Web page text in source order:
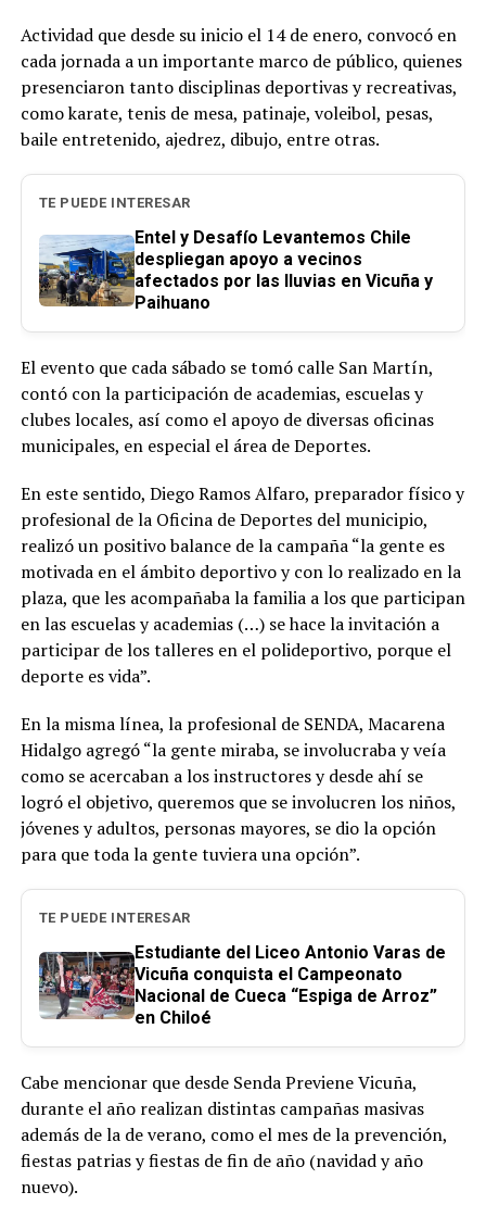
Actividad que desde su inicio el 14 de enero, convocó en
cada jornada a un importante marco de público, quienes
presenciaron tanto disciplinas deportivas y recreativas,
como karate, tenis de mesa, patinaje, voleibol, pesas,
baile entretenido, ajedrez, dibujo, entre otras.
TE PUEDE INTERESAR
Entel y Desafío Levantemos Chile
despliegan apoyo a vecinos
afectados por las lluvias en Vicuña y
Paihuano
El evento que cada sábado se tomó calle San Martín,
contó con la participación de academias, escuelas y
clubes locales, así como el apoyo de diversas oficinas
municipales, en especial el área de Deportes.
En este sentido, Diego Ramos Alfaro, preparador físico y
profesional de la Oficina de Deportes del municipio,
realizó un positivo balance de la campaña “la gente es
motivada en el ámbito deportivo y con lo realizado en la
plaza, que les acompañaba la familia a los que participan
en las escuelas y academias (…) se hace la invitación a
participar de los talleres en el polideportivo, porque el
deporte es vida”.
En la misma línea, la profesional de SENDA, Macarena
Hidalgo agregó “la gente miraba, se involucraba y veía
como se acercaban a los instructores y desde ahí se
logró el objetivo, queremos que se involucren los niños,
jóvenes y adultos, personas mayores, se dio la opción
para que toda la gente tuviera una opción”.
TE PUEDE INTERESAR
Estudiante del Liceo Antonio Varas de
Vicuña conquista el Campeonato
Nacional de Cueca “Espiga de Arroz”
en Chiloé
Cabe mencionar que desde Senda Previene Vicuña,
durante el año realizan distintas campañas masivas
además de la de verano, como el mes de la prevención,
fiestas patrias y fiestas de fin de año (navidad y año
nuevo).